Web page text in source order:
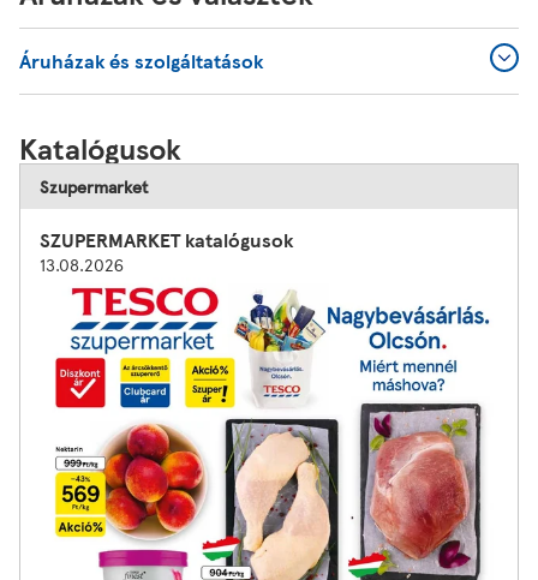
Áruházak és szolgáltatások
Katalógusok
Szupermarket
SZUPERMARKET katalógusok
13.08.2026